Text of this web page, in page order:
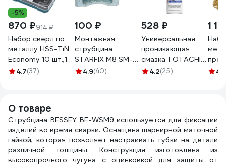
-5%
870 ₽914 ₽
Набор сверл по
металлу HSS-TiN
Economy 10 шт.,1-
10 мм Makita D-
4.7(37)
100 ₽
Монтажная
струбцина
STARFIX М8 SM-
15488-1
4.9(40)
528 ₽
Универсальная
проникающая
смазка TOTACHI
MULTI-USE
4.2(25)
1
4.3
О товаре
Струбцина BESSEY BE-WSM9 используется для фиксации
изделий во время сварки. Оснащена шарнирной маточной
гайкой, которая позволяет настраивать губки на детали
различной толщины. Конструкция изготовлена из
высокопрочного чугуна с оцинковкой для защиты от